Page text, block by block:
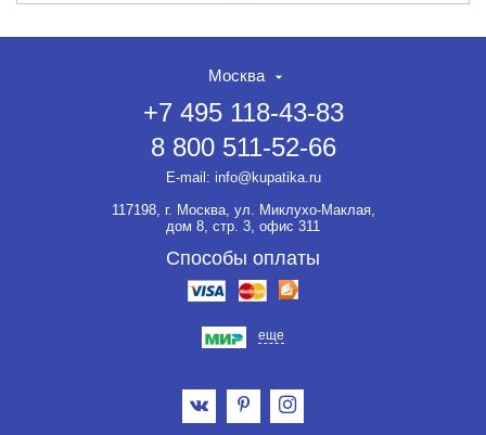
Москва
+7 495 118-43-83
8 800 511-52-66
E-mail: info@kupatika.ru
117198, г. Москва, ул. Миклухо-Маклая,
дом 8, стр. 3, офис 311
Способы оплаты
еще